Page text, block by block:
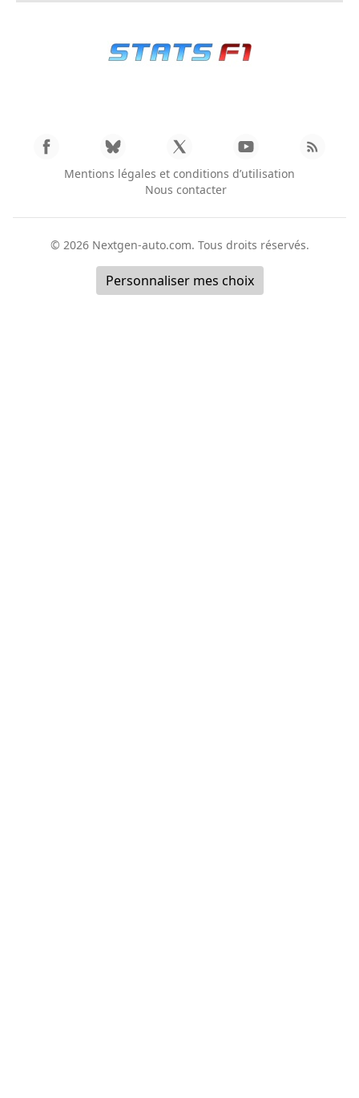
Mentions légales et conditions d’utilisation
Nous contacter
© 2026 Nextgen-auto.com. Tous droits réservés.
Personnaliser mes choix